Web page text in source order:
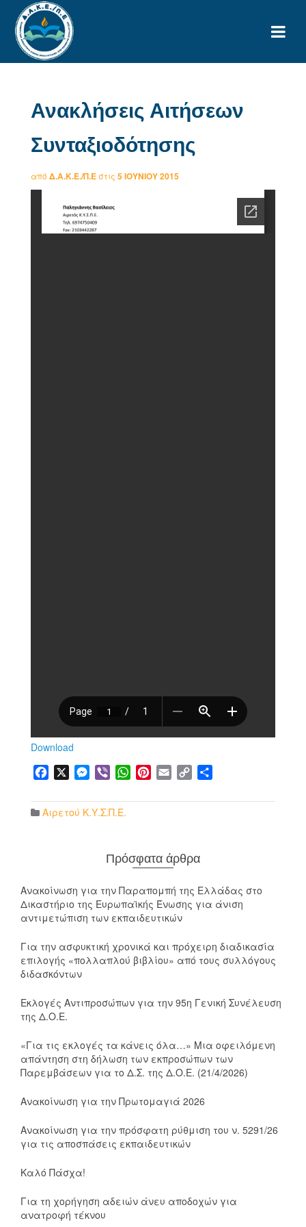
Ανακλήσεις Αιτήσεων
Συνταξιοδότησης
από Δ.Α.Κ.Ε./Π.Εστις 5 ΙΟΥΝΊΟΥ 2015
Download
Facebook Messenger
Viber WhatsApp
Pinterest
Email Copy
Αιρετού Κ.Υ.Σ.Π.Ε.
Πρόσφατα άρθρα
Ανακοίνωση για την Παραπομπή της Ελλάδας στο
Δικαστήριο της Ευρωπαϊκής Ένωσης για άνιση
αντιμετώπιση των εκπαιδευτικών
Για την ασφυκτική χρονικά και πρόχειρη διαδικασία
επιλογής «πολλαπλού βιβλίου» από τους συλλόγους
διδασκόντων
Εκλογές Αντιπροσώπων για την 95η Γενική Συνέλευση
της Δ.Ο.Ε.
«Για τις εκλογές τα κάνεις όλα…» Μια οφειλόμενη
απάντηση στη δήλωση των εκπροσώπων των
Παρεμβάσεων για το Δ.Σ. της Δ.Ο.Ε. (21/4/2026)
Ανακοίνωση για την Πρωτομαγιά 2026
Ανακοίνωση για την πρόσφατη ρύθμιση του ν. 5291/26
για τις αποσπάσεις εκπαιδευτικών
Καλό Πάσχα!
Για τη χορήγηση αδειών άνευ αποδοχών για
ανατροφή τέκνου